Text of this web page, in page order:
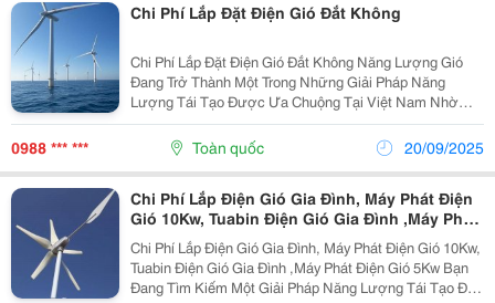
Chi Phí Lắp Đặt Điện Gió Đắt Không
Chi Phí Lắp Đặt Điện Gió Đắt Không Năng Lượng Gió
Đang Trở Thành Một Trong Những Giải Pháp Năng
Lượng Tái Tạo Được Ưa Chuộng Tại Việt Nam Nhờ
Vào Tính Bền Vững Và Thân Thiện Với Môi Trường. Tuy
Nhiên, Nhiều Người Vẫn Băn Khoăn: Chi Phí Lắp Đặt
0988 *** *** Toàn quốc 20/09/2025
Chi Phí Lắp Điện Gió Gia Đình, Máy Phát Điện
Gió 10Kw, Tuabin Điện Gió Gia Đình ,Máy Phát
Điện Gió 5Kw
Chi Phí Lắp Điện Gió Gia Đình, Máy Phát Điện Gió 10Kw,
Tuabin Điện Gió Gia Đình ,Máy Phát Điện Gió 5Kw Bạn
Đang Tìm Kiếm Một Giải Pháp Năng Lượng Tái Tạo Để